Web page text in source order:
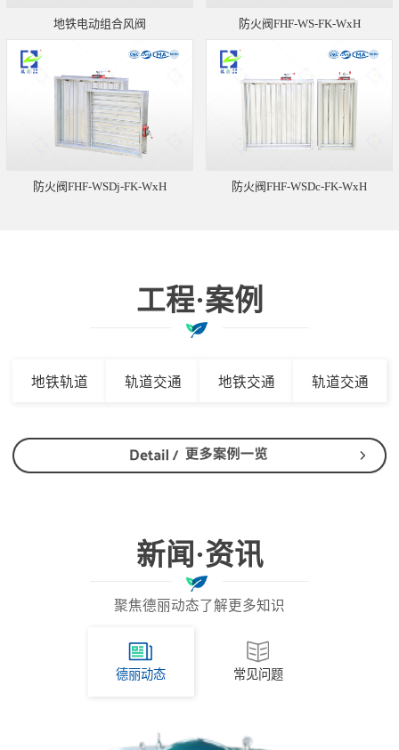
地铁电动组合风阀 防火阀FHF-WS-FK-WxH
防火阀FHF-WSDj-FK-WxH 防火阀FHF-WSDc-FK-WxH
工程·案例
地铁轨道 轨道交通 地铁交通 轨道交通
新闻·资讯
聚焦德丽动态了解更多知识
德丽动态 常见问题